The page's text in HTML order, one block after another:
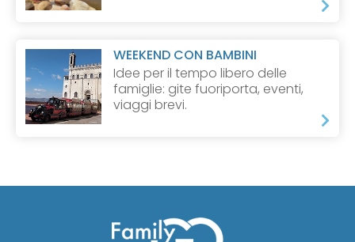
WEEKEND CON BAMBINI
Idee per il tempo libero delle
famiglie: gite fuoriporta, eventi,
viaggi brevi.